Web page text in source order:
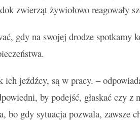
zwierząt żywiołowo reagowały
gdy na swojej drodze spotkamy
jeźdźcy, są w pracy. –
by podejść, głaskać czy z
bo gdy sytuacja pozwala, zawsze